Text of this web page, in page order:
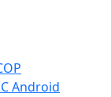
Android